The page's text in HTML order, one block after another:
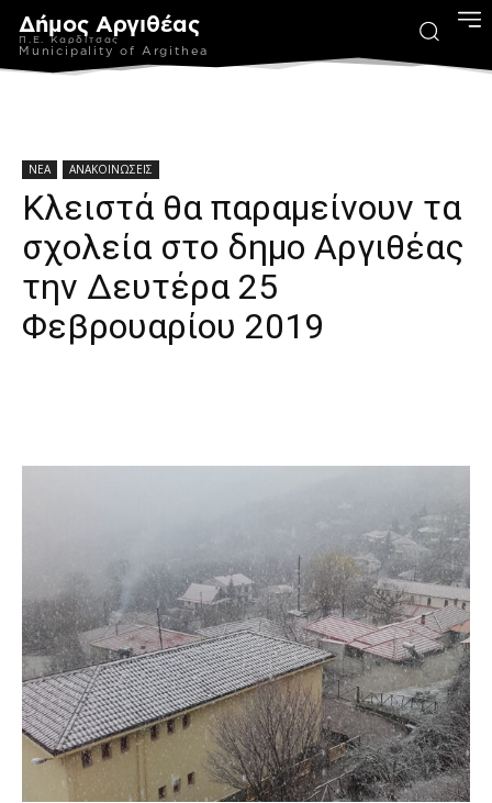
Δήμος Αργιθέας
Π.Ε. Καρδίτσας
Municipality of Argithea
ΝΕΑ ΑΝΑΚΟΙΝΩΣΕΙΣ
Κλειστά θα παραμείνουν τα
σχολεία στο δημο Αργιθέας
την Δευτέρα 25
Φεβρουαρίου 2019